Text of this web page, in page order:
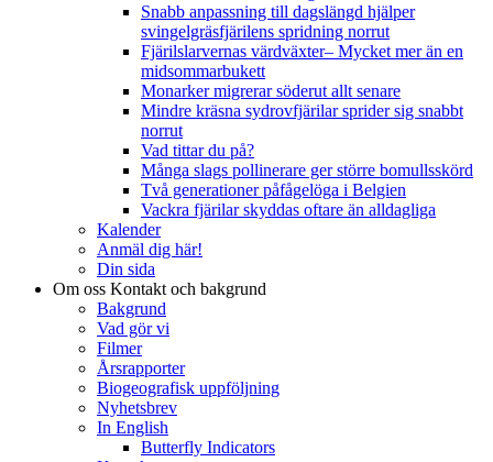
Snabb anpassning till dagslängd hjälper
svingelgräsfjärilens spridning norrut
Fjärilslarvernas värdväxter– Mycket mer än en
midsommarbukett
Monarker migrerar söderut allt senare
Mindre kräsna sydrovfjärilar sprider sig snabbt
norrut
Vad tittar du på?
Många slags pollinerare ger större bomullsskörd
Två generationer påfågelöga i Belgien
Vackra fjärilar skyddas oftare än alldagliga
Kalender
Anmäl dig här!
Din sida
Om oss Kontakt och bakgrund
Bakgrund
Vad gör vi
Filmer
Årsrapporter
Biogeografisk uppföljning
Nyhetsbrev
In English
Butterfly Indicators